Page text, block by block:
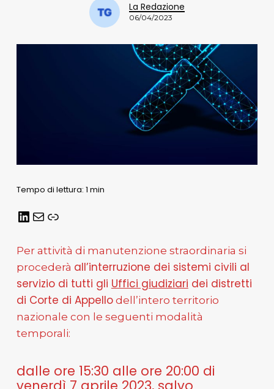
La Redazione
06/04/2023
Tempo di lettura: 1 min
LinkedIn
Email
Link
Per attività di manutenzione straordinaria si
procederà all’interruzione dei sistemi civili al
servizio di tutti gli Uffici giudiziari dei distretti
di Corte di Appellodell’intero territorio
nazionale con le seguenti modalità
temporali:
dalle ore 15:30 alle ore 20:00 di